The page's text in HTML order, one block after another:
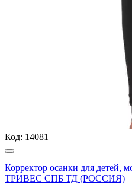
Код: 14081
Корректор осанки для детей,
ТРИВЕС СПБ ТД (РОССИЯ)